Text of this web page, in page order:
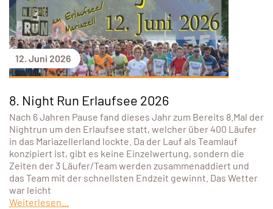
12. Juni 2026
8. Night Run Erlaufsee 2026
Nach 6 Jahren Pause fand dieses Jahr zum Bereits 8.Mal der
Nightrun um den Erlaufsee statt, welcher über 400 Läufer
in das Mariazellerland lockte. Da der Lauf als Teamlauf
konzipiert ist, gibt es keine Einzelwertung, sondern die
Zeiten der 3 Läufer/Team werden zusammenaddiert und
das Team mit der schnellsten Endzeit gewinnt. Das Wetter
war leicht
Weiterlesen...